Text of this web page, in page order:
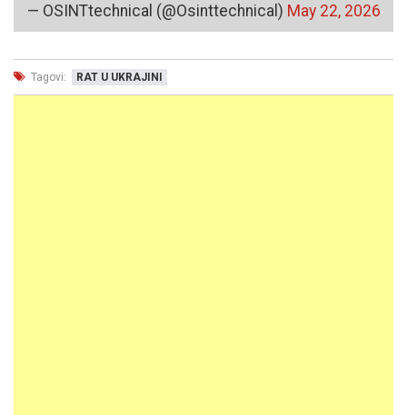
— OSINTtechnical (@Osinttechnical) May 22, 2026
Tagovi: RAT U UKRAJINI